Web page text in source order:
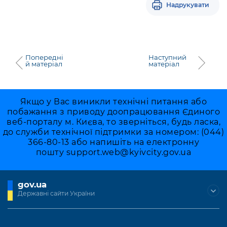
Надрукувати
Попередні
й матеріал
Наступний
матеріал
Якщо у Вас виникли технічні питання або
побажання з приводу доопрацювання Єдиного
веб-порталу м. Києва, то зверніться, будь ласка,
до служби технічної підтримки за номером: (044)
366-80-13 або напишіть на електронну
пошту support.web@kyivcity.gov.ua
gov.ua
Державні сайти України